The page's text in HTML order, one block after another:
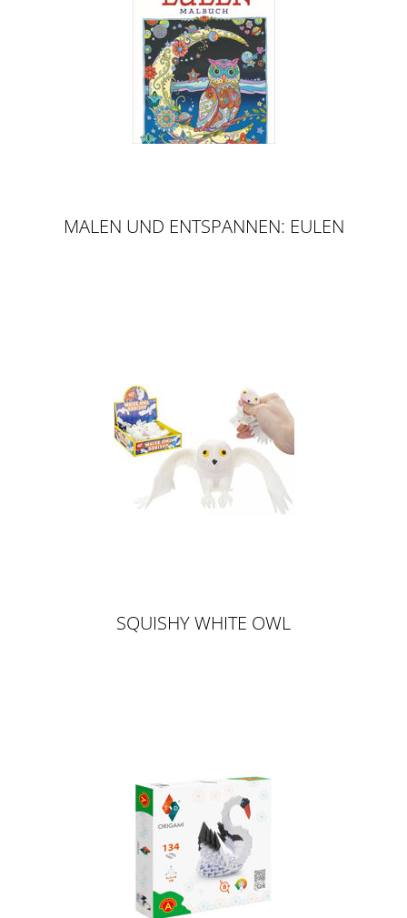
MALEN UND ENTSPANNEN: EULEN
SQUISHY WHITE OWL